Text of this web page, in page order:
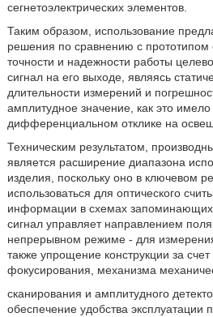
сегнетоэлектрических элементов.
Таким образом, использование
решения по сравнению с
точности и надежности работы
сигнал на его выходе, являясь
длительности измерений и
амплитудное значение, как это
дифференциальном отклике на
Техническим результатом,
является расширение диапазона
изделия, поскольку оно в ключевом
использоваться для оптического
информации в схемах запоминающих
сигнал управляет направлением
непрерывном режиме - для
также упрощение конструкции за счет
фокусирования, механизма
сканирования и амплитудного
обеспечение удобства эксплуатации